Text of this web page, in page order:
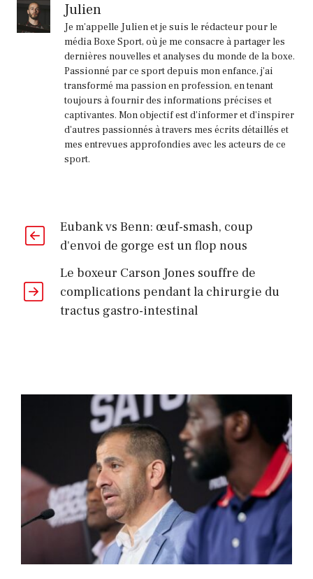
Julien
Je m'appelle Julien et je suis le rédacteur pour le
média Boxe Sport, où je me consacre à partager les
dernières nouvelles et analyses du monde de la boxe.
Passionné par ce sport depuis mon enfance, j'ai
transformé ma passion en profession, en tenant
toujours à fournir des informations précises et
captivantes. Mon objectif est d'informer et d'inspirer
d'autres passionnés à travers mes écrits détaillés et
mes entrevues approfondies avec les acteurs de ce
sport.
Eubank vs Benn: œuf-smash, coup
d'envoi de gorge est un flop nous
Le boxeur Carson Jones souffre de
complications pendant la chirurgie du
tractus gastro-intestinal